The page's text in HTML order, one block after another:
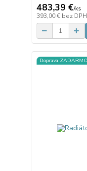
483,39 €/ks
393,00 € bez DPH
Doprava ZADARMO